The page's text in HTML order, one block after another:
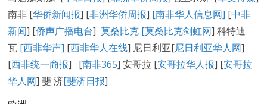
南非 [华侨新闻报] [非洲华侨周报] [南非华人信息网] [中非
新闻] [侨声广播电台]莫桑比克 [莫桑比克剑虹网] 科特迪
瓦 [西非华声] [西非华人在线] 尼日利亚[尼日利亚华人网]
[西非统一商报] [南非365] 安哥拉 [安哥拉华人报] [安哥拉
华人网] 斐 济[斐济日报]